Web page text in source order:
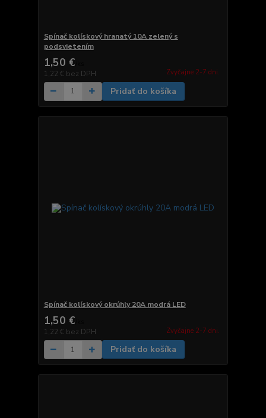
Spínač kolískový hranatý 10A zelený s
podsvietením
1,50 €
1,22 € bez DPH Zvyčajne 2-7 dni.
Pridať do košíka
Spínač kolískový okrúhly 20A modrá LED
1,50 €
1,22 € bez DPH Zvyčajne 2-7 dni.
Pridať do košíka